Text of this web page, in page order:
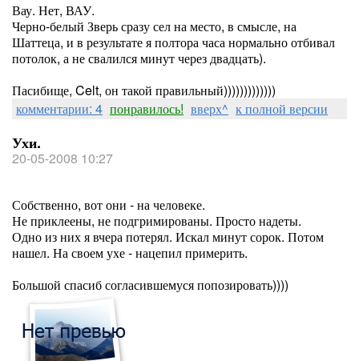
Вау. Нет, ВАУ.
Черно-белый Зверь сразу сел на место, в смысле, на
Шаттеца, и в результате я полтора часа нормально отбивал
потолок, а не свалился минут через двадцать).
Пасибище, Celt, он такой правильный)))))))))))))
комментарии: 4 понравилось! вверх^ к полной версии
Ухи.
20-05-2008 10:27
Собственно, вот они - на человеке.
Не приклеены, не подгримированы. Просто надеты.
Одно из них я вчера потерял. Искал минут сорок. Потом
нашел. На своем ухе - нацепил примерить.
Большой спасиб согласившемуся попозировать))))